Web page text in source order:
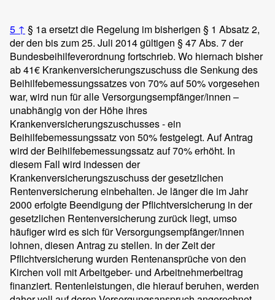
5 ↑ § 1a ersetzt die Regelung im bisherigen § 1 Absatz 2,
der den bis zum 25. Juli 2014 gültigen § 47 Abs. 7 der
Bundesbeihilfeverordnung fortschrieb. Wo hiernach bisher
ab 41€ Krankenversicherungszuschuss die Senkung des
Beihilfebemessungssatzes von 70% auf 50% vorgesehen
war, wird nun für alle Versorgungsempfänger/innen –
unabhängig von der Höhe ihres
Krankenversicherungszuschusses - ein
Beihilfebemessungssatz von 50% festgelegt. Auf Antrag
wird der Beihilfebemessungssatz auf 70% erhöht. In
diesem Fall wird indessen der
Krankenversicherungszuschuss der gesetzlichen
Rentenversicherung einbehalten. Je länger die im Jahr
2000 erfolgte Beendigung der Pflichtversicherung in der
gesetzlichen Rentenversicherung zurück liegt, umso
häufiger wird es sich für Versorgungsempfänger/innen
lohnen, diesen Antrag zu stellen. In der Zeit der
Pflichtversicherung wurden Rentenansprüche von den
Kirchen voll mit Arbeitgeber- und Arbeitnehmerbeitrag
finanziert. Rentenleistungen, die hierauf beruhen, werden